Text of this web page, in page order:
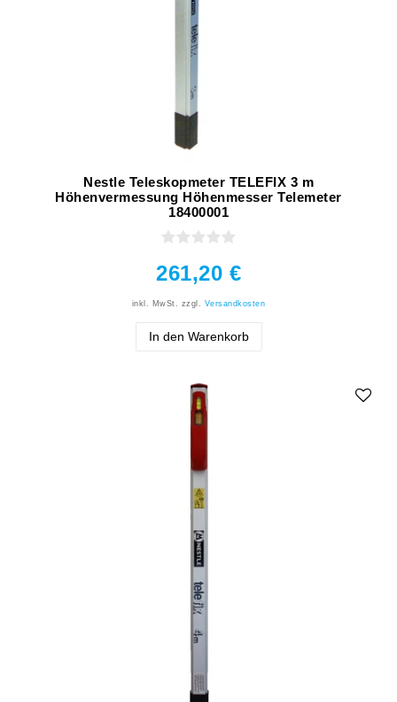
Nestle Teleskopmeter TELEFIX 3 m
Höhenvermessung Höhenmesser Telemeter
18400001
261,20 €
inkl. MwSt. zzgl. Versandkosten
In den Warenkorb